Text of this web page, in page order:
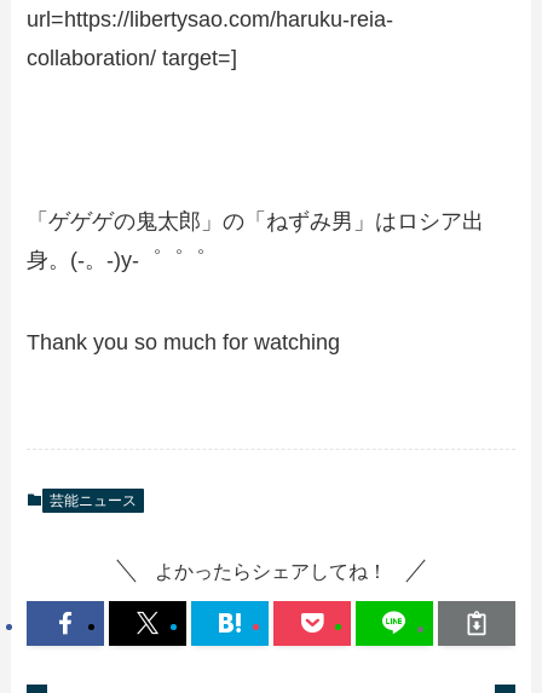
url=https://libertysao.com/haruku-reia-
collaboration/ target=]
「ゲゲゲの鬼太郎」の「ねずみ男」はロシア出
身。(-。-)y-゜゜゜
Thank you so much for watching
芸能ニュース
よかったらシェアしてね！